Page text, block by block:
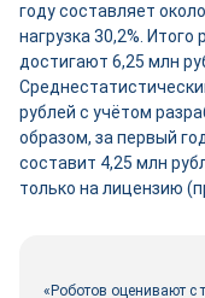
году составляет
нагрузка 30,2%.
достигают 6,25 млн
рублей с учётом
образом, за первый
составит 4,25 млн
только на лицензию
«Роботов оценивают с